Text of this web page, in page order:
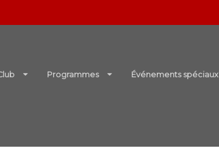
Programmes Événements spéciaux